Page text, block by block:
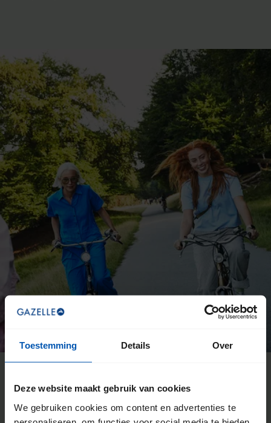
Toestemming Details Over
Deze website maakt gebruik van cookies
We gebruiken cookies om content en advertenties te
De voordelen van een Gazelle